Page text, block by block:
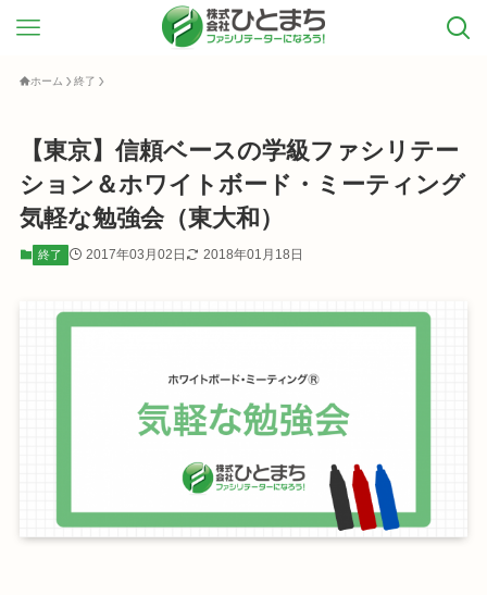
ホーム 終了
【東京】信頼ベースの学級ファシリテー
ション＆ホワイトボード・ミーティング
気軽な勉強会（東大和）
終了 2017年03月02日 2018年01月18日